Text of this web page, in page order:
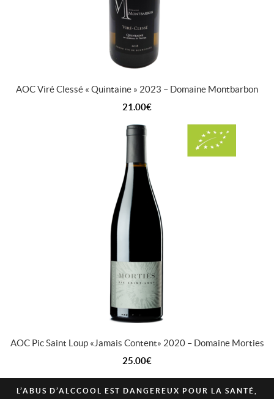
AOC Viré Clessé « Quintaine » 2023 – Domaine Montbarbon
21.00€
AOC Pic Saint Loup « Jamais Content » 2020 – Domaine Morties
25.00€
L’ABUS D’ALCCOOL EST DANGEREUX POUR LA SANTÉ,